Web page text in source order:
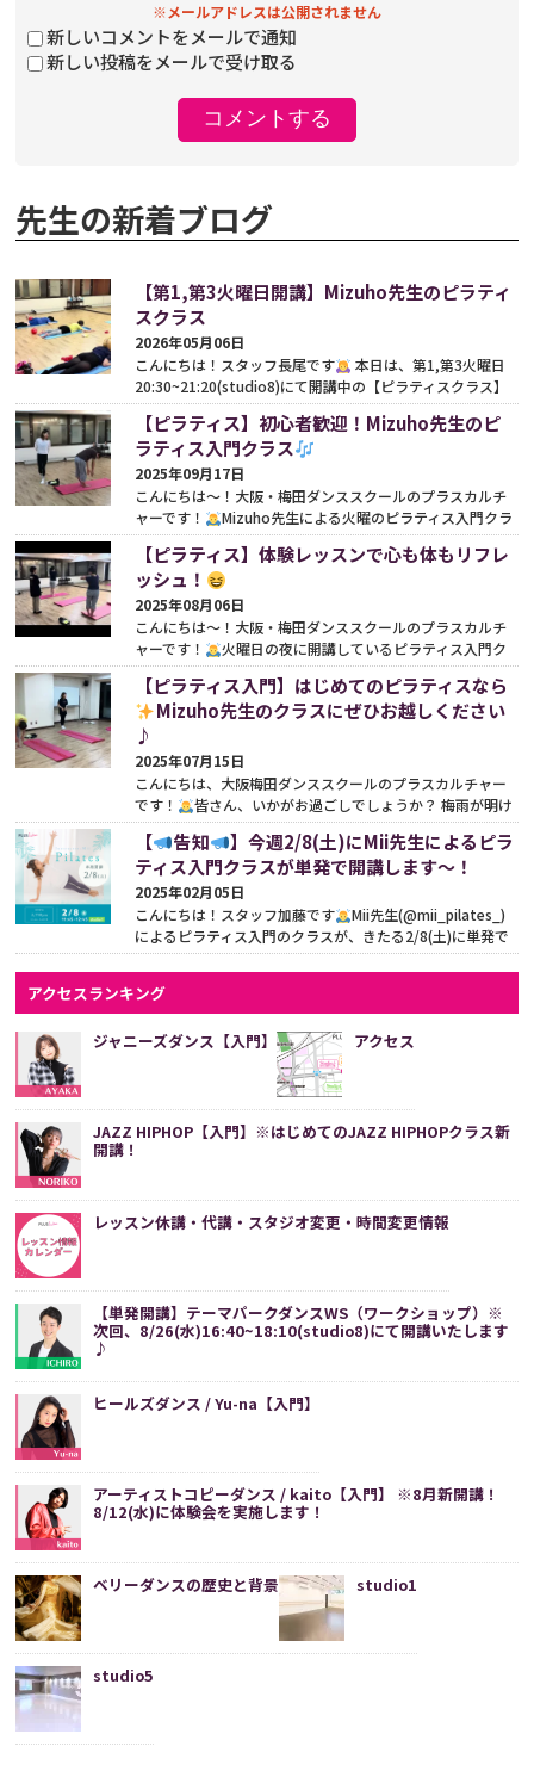
※メールアドレスは公開されません
新しいコメントをメールで通知
新しい投稿をメールで受け取る
先生の新着ブログ
【第1,第3火曜日開講】Mizuho先生のピラティ
スクラス
2026年05月06日
こんにちは！スタッフ長尾です
本日は、第1,第3火曜日
20:30~21:20(studio8)にて開講中の【ピラティスクラス】
についてご紹介させていただきます
&nbs...続きをみる
【ピラティス】初心者歓迎！Mizuho先生のピ
ラティス入門クラス
2025年09月17日
こんにちは〜！大阪・梅田ダンススクールのプラスカルチ
ャーです！
Mizuho先生による火曜のピラティス入門クラ
スを紹介します♪Mizuho先生のクラスは、初心者の方に...
続きをみる
【ピラティス】体験レッスンで心も体もリフレ
ッシュ！
2025年08月06日
こんにちは〜！大阪・梅田ダンススクールのプラスカルチ
ャーです！
火曜日の夜に開講しているピラティス入門ク
ラスをご紹介しますね♪このクラスを担当してくれてい...続
きをみる
【ピラティス入門】はじめてのピラティスなら
Mizuho先生のクラスにぜひお越しください
♪
2025年07月15日
こんにちは、大阪梅田ダンススクールのプラスカルチャー
です！
皆さん、いかがお過ごしでしょうか？ 梅雨が明け
て、いよいよ夏本番ですね
体を動かしたくなるこの...続
きをみる
【 告知
】今週2/8(土)にMii先生によるピラ
ティス入門クラスが単発で開講します〜！
2025年02月05日
こんにちは！スタッフ加藤です
Mii先生(@mii_pilates_)
によるピラティス入門のクラスが、きたる2/8(土)に単発で
開講します！！ 「ダンスのためのピラティス入...続きをみ
る
アクセスランキング
ジャニーズダンス【入門】 アクセス
JAZZ HIPHOP【入門】※はじめてのJAZZ HIPHOPクラス新
開講！
レッスン休講・代講・スタジオ変更・時間変更情報
【単発開講】テーマパークダンスWS（ワークショップ）※
次回、8/26(水)16:40~18:10(studio8)にて開講いたします
♪
ヒールズダンス / Yu-na【入門】
アーティストコピーダンス / kaito【入門】 ※8月新開講！
8/12(水)に体験会を実施します！
ベリーダンスの歴史と背景 studio1
studio5